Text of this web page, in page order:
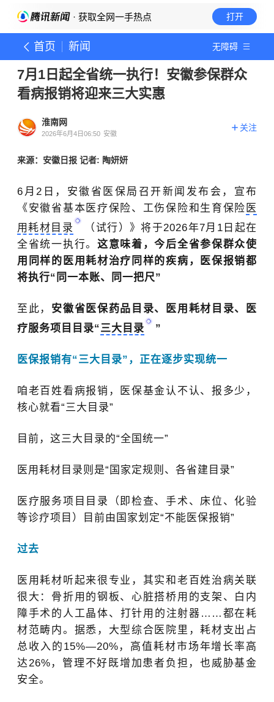
· 获取全网一手热点 打开
首页 新闻 无障碍
7月1日起全省统一执行！安徽参保群众
看病报销将迎来三大实惠
淮南网
2026年6月4日06:50 安徽
关注
来源：安徽日报 记者: 陶妍妍
6月2日，安徽省医保局召开新闻发布会，宣布
《安徽省基本医疗保险、工伤保险和生育保险 医
用耗材目录
（试行）》将于2026年7月1日起在
全省统一执行。 这意味着，今后全省参保群众使
用同样的医用耗材治疗同样的疾病，医保报销都
将执行“ 同一本账、同一把尺”
至此， 安徽省医保药品目录、医用耗材目录、医
疗服务项目目录“三大目录 ”
医保报销有“三大目录” ，正在逐步实现统一
咱老百姓看病报销，医保基金认不认、报多少，
核心就看“三大目录”
目前，这三大目录的“全国统一”
医用耗材目录则是“ 国家定规则、各省建目录”
医疗服务项目目录（即检查、手术、床位、化验
等诊疗项目）目前由国家划定“不能医保报销”
过去
医用耗材听起来很专业，其实和老百姓治病关联
很大：骨折用的钢板、心脏搭桥用的支架、白内
障手术的人工晶体、打针用的注射器……都在耗
材范畴内。据悉，大型综合医院里，耗材支出占
总收入的15%—20%，高值耗材市场年增长率高
达26%，管理不好既增加患者负担，也威胁基金
安全。